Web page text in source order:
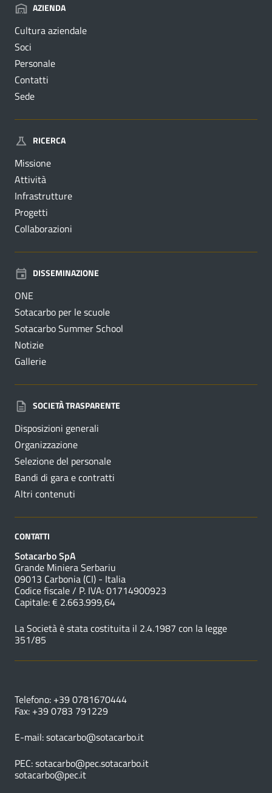
AZIENDA
Cultura aziendale
Soci
Personale
Contatti
Sede
RICERCA
Missione
Attività
Infrastrutture
Progetti
Collaborazioni
DISSEMINAZIONE
ONE
Sotacarbo per le scuole
Sotacarbo Summer School
Notizie
Gallerie
SOCIETÀ TRASPARENTE
Disposizioni generali
Organizzazione
Selezione del personale
Bandi di gara e contratti
Altri contenuti
CONTATTI
Sotacarbo SpA
Grande Miniera Serbariu
09013 Carbonia (CI) - Italia
Codice fiscale / P. IVA: 01714900923
Capitale: € 2.663.999,64
La Società è stata costituita il 2.4.1987 con la legge
351/85
Telefono: +39 0781670444
Fax: +39 0783 791229
E-mail:sotacarbo@sotacarbo.it
PEC:sotacarbo@pec.sotacarbo.it
sotacarbo@pec.it